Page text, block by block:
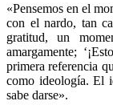
«Pensemos en el
con el nardo, tan
gratitud, un
amargamente;
primera referencia
como ideología. El
sabe darse».